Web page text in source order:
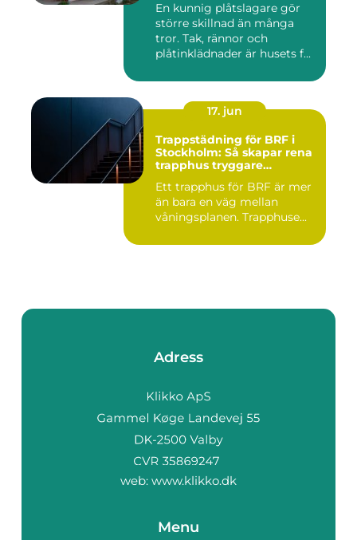
En kunnig plåtslagare gör
större skillnad än många
tror. Tak, rännor och
plåtinklädnader är husets f...
17. jun
Trappstädning för BRF i
Stockholm: Så skapar rena
trapphus tryggare
Ett trapphus för BRF är mer
än bara en väg mellan
våningsplanen. Trapphuse...
Adress
web: www.klikko.dk
Menu